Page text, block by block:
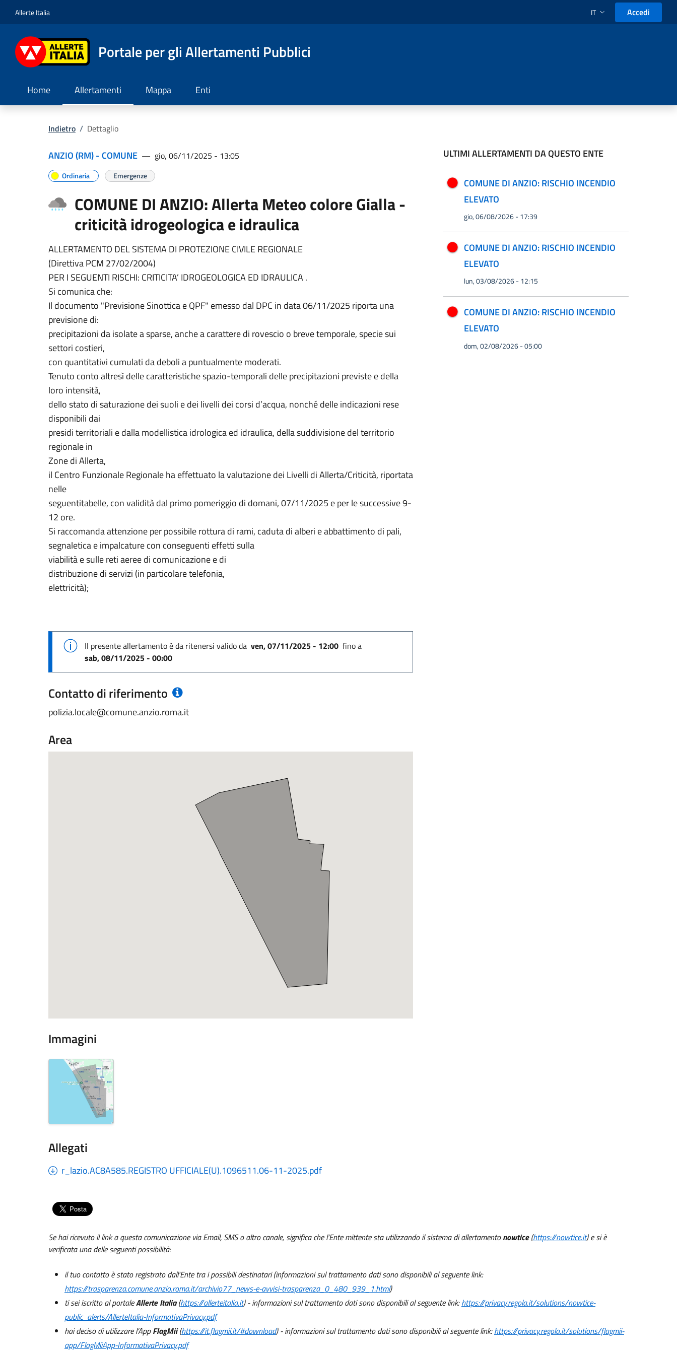
Allerte Italia SELEZIONE LINGUA: LINGUA
IT Accedi
Portale per gli Allertamenti Pubblici
Home Allertamenti Mappa Enti
Indietro / Dettaglio
ANZIO (RM) - COMUNE — gio, 06/11/2025 - 13:05
Ordinaria Emergenze
COMUNE DI ANZIO: Allerta Meteo colore Gialla -
criticità idrogeologica e idraulica
ALLERTAMENTO DEL SISTEMA DI PROTEZIONE CIVILE REGIONALE
(Direttiva PCM 27/02/2004)
PER I SEGUENTI RISCHI: CRITICITA’ IDROGEOLOGICA ED IDRAULICA .
Si comunica che:
Il documento "Previsione Sinottica e QPF" emesso dal DPC in data 06/11/2025 riporta una
previsione di:
precipitazioni da isolate a sparse, anche a carattere di rovescio o breve temporale, specie sui
settori costieri,
con quantitativi cumulati da deboli a puntualmente moderati.
Tenuto conto altresì delle caratteristiche spazio-temporali delle precipitazioni previste e della
loro intensità,
dello stato di saturazione dei suoli e dei livelli dei corsi d’acqua, nonché delle indicazioni rese
disponibili dai
presidi territoriali e dalla modellistica idrologica ed idraulica, della suddivisione del territorio
regionale in
Zone di Allerta,
il Centro Funzionale Regionale ha effettuato la valutazione dei Livelli di Allerta/Criticità, riportata
nelle
seguentitabelle, con validità dal primo pomeriggio di domani, 07/11/2025 e per le successive 9-
12 ore.
Si raccomanda attenzione per possibile rottura di rami, caduta di alberi e abbattimento di pali,
segnaletica e impalcature con conseguenti effetti sulla
viabilità e sulle reti aeree di comunicazione e di
distribuzione di servizi (in particolare telefonia,
elettricità);
Il presente allertamento è da ritenersi validoda ven, 07/11/2025 - 12:00 fino a
sab, 08/11/2025 - 00:00
Contatto di riferimento
polizia.locale@comune.anzio.roma.it
Area
Immagini
Allegati
r_lazio.AC8A585.REGISTRO UFFICIALE(U).1096511.06-11-2025.pdf
ULTIMI ALLERTAMENTI DA QUESTO ENTE
COMUNE DI ANZIO: RISCHIO INCENDIO
ELEVATO
gio, 06/08/2026 - 17:39
COMUNE DI ANZIO: RISCHIO INCENDIO
ELEVATO
lun, 03/08/2026 - 12:15
COMUNE DI ANZIO: RISCHIO INCENDIO
ELEVATO
dom, 02/08/2026 - 05:00
Se hai ricevuto il link a questa comunicazione via Email, SMS o altro canale, significa che l’Ente mittente sta utilizzando il sistema di allertamentonowtice(https://nowtice.it) e si è
verificata una delle seguenti possibilità:
il tuo contatto è stato registrato dall'Ente tra i possibili destinatari (informazioni sul trattamento dati sono disponibili al seguente link:
https://trasparenza.comune.anzio.roma.it/archivio77_news-e-avvisi-trasparenza_0_480_939_1.html)
ti sei iscritto al portaleAllerte Italia(https://allerteitalia.it) - informazioni sul trattamento dati sono disponibili al seguente link:https://privacy.regola.it/solutions/nowtice-
public_alerts/AllerteItalia-InformativaPrivacy.pdf
hai deciso di utilizzare l’AppFlagMii(https://it.flagmii.it/#download) - informazioni sul trattamento dati sono disponibili al seguente link:https://privacy.regola.it/solutions/flagmii-
app/FlagMiiApp-InformativaPrivacy.pdf